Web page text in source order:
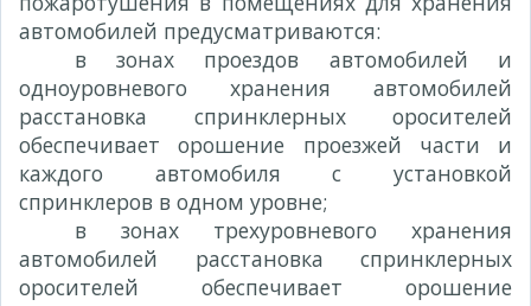
автомобилей предусматриваются:
в зонах проездов автомобилей и
одноуровневого хранения автомобилей
расстановка спринклерных оросителей
обеспечивает орошение проезжей части и
каждого автомобиля с установкой
спринклеров в одном уровне;
в зонах трехуровневого хранения
автомобилей расстановка спринклерных
оросителей обеспечивает орошение